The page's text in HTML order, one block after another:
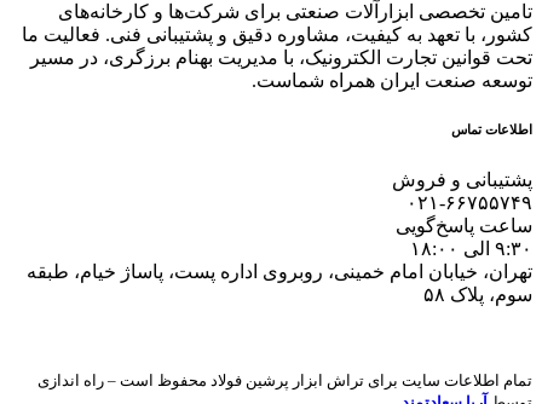
تامین تخصصی ابزارآلات صنعتی برای شرکت‌ها و کارخانه‌های
کشور، با تعهد به کیفیت، مشاوره دقیق و پشتیبانی فنی. فعالیت ما
تحت قوانین تجارت الکترونیک، با مدیریت بهنام برزگری، در مسیر
توسعه صنعت ایران همراه شماست.
اطلاعات تماس
پشتیبانی و فروش
۰۲۱-۶۶۷۵۵۷۴۹
ساعت پاسخ‌گویی
۹:۳۰ الی ۱۸:۰۰
تهران، خیابان امام خمینی، روبروی اداره پست، پاساژ خیام، طبقه
سوم، پلاک ۵۸
تمام اطلاعات سایت برای تراش ابزار پرشین فولاد محفوظ است – راه اندازی